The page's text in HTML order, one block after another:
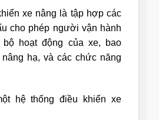
xe nâng là tập hợp các
cho phép người vận hành
bộ hoạt động của xe, bao
hạ, và các chức năng
hệ thống điều khiển xe